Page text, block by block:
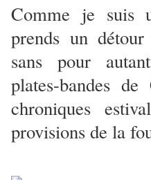
Comme je suis
prends un détour
sans pour
plates-bandes
chroniques
provisions de la